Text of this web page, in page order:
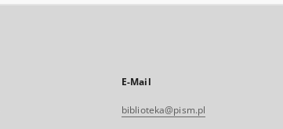
E-Mail
biblioteka@pism.pl